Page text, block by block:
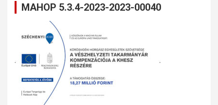
MAHOP 5.3.4-2023-2023-00040